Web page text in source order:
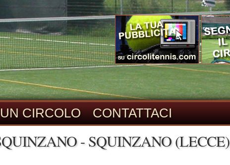
CIRCOLO CONTATTACI
- SQUINZANO (LECCE)